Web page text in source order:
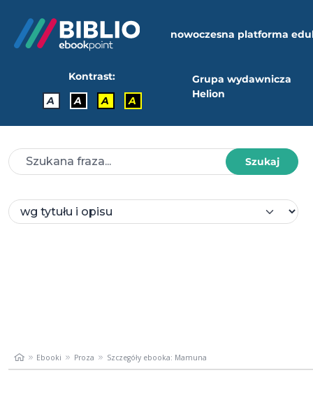
nowoczesna platforma
Kontrast:
A
A A A
Grupa wydawnicza
Helion
Szukaj
Ebooki Proza Szczegóły ebooka: Mamuna